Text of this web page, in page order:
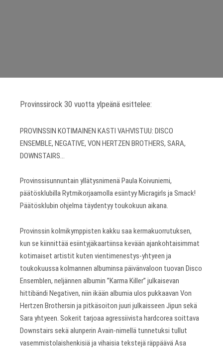
Provinssirock 30 vuotta ylpeänä esittelee:
PROVINSSIN KOTIMAINEN KASTI VAHVISTUU: DISCO
ENSEMBLE, NEGATIVE, VON HERTZEN BROTHERS, SARA,
DOWNSTAIRS…
Provinssisunnuntain yllätysnimenä Paula Koivuniemi,
päätösklubilla Rytmikorjaamolla esiintyy Micragirls ja Smack!
Päätösklubin ohjelma täydentyy toukokuun aikana.
Provinssin kolmikymppisten kakku saa kermakuorrutuksen,
kun se kiinnittää esiintyjäkaartiinsa kevään ajankohtaisimmat
kotimaiset artistit kuten vientimenestys-yhtyeen ja
toukokuussa kolmannen albuminsa päivänvaloon tuovan Disco
Ensemblen, neljännen albumin ”Karma Killer” julkaisevan
hittibändi Negativen, niin ikään albumia ulos pukkaavan Von
Hertzen Brothersin ja pitkäsoiton juuri julkaisseen Jipun sekä
Sara yhtyeen. Sokerit tarjoaa agressiivista hardcorea soittava
Downstairs sekä alunperin Avain-nimellä tunnetuksi tullut
vasemmistolaishenkisiä ja vihaisia tekstejä räppäävä Asa